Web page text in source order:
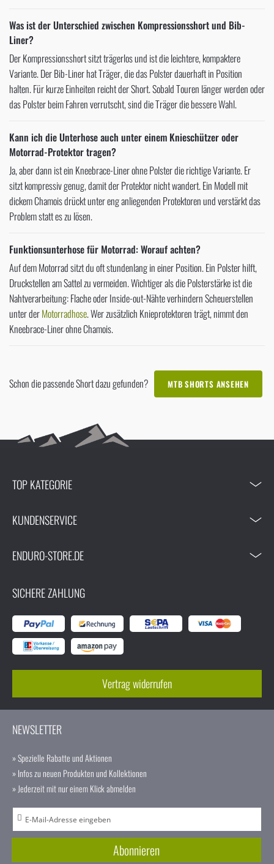
Was ist der Unterschied zwischen Kompressionsshort und Bib-
Liner?
Der Kompressionsshort sitzt trägerlos und ist die leichtere, kompaktere
Variante. Der Bib-Liner hat Träger, die das Polster dauerhaft in Position
halten. Für kurze Einheiten reicht der Short. Sobald Touren länger werden oder
das Polster beim Fahren verrutscht, sind die Träger die bessere Wahl.
Kann ich die Unterhose auch unter einem Knieschützer oder
Motorrad-Protektor tragen?
Ja, aber dann ist ein Kneebrace-Liner ohne Polster die richtige Variante. Er
sitzt kompressiv genug, damit der Protektor nicht wandert. Ein Modell mit
dickem Chamois drückt unter eng anliegenden Protektoren und verstärkt das
Problem statt es zu lösen.
Funktionsunterhose für Motorrad: Worauf achten?
Auf dem Motorrad sitzt du oft stundenlang in einer Position. Ein Polster hilft,
Druckstellen am Sattel zu vermeiden. Wichtiger als die Polsterstärke ist die
Nahtverarbeitung: Flache oder Inside-out-Nähte verhindern Scheuerstellen
unter derMotorradhose. Wer zusätzlich Knieprotektoren trägt, nimmt den
Kneebrace-Liner ohne Chamois.
Schon die passende Short dazu gefunden? MTB SHORTS ANSEHEN
TOP KATEGORIE
KUNDENSERVICE
ENDURO-STORE.DE
SICHERE ZAHLUNG
Vertrag widerrufen
NEWSLETTER
» Spezielle Rabatte und Aktionen
» Infos zu neuen Produkten und Kollektionen
» Jederzeit mit nur einem Klick abmelden
m
Abonnieren